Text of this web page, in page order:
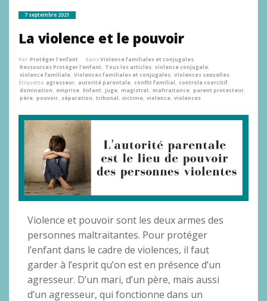
7 septembre 2021
La violence et le pouvoir
Par Protéger l'enfant dansViolence familiales et conjugales,
Ressources Protéger l'enfant, Tous les articles, violence conjugale,
violence familiale, Violences familiales et conjugales, Violences sexuelles
Étiquette agresseur, autorité parentale, conflit familial, controle coercitif,
domination, emprise, Enfant, juge, magistrat, maltraitance, parent protecteur,
père, pouvoir, séparation, tribunal, victime, violence, violences
Violence et pouvoir sont les deux armes des
personnes maltraitantes. Pour protéger
l’enfant dans le cadre de violences, il faut
garder à l’esprit qu’on est en présence d’un
agresseur. D’un mari, d’un père, mais aussi
d’un agresseur, qui fonctionne dans un